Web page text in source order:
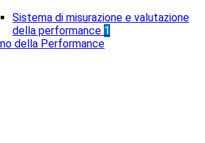
Sistema di misurazione e valutazione
della performance 1
della Performance